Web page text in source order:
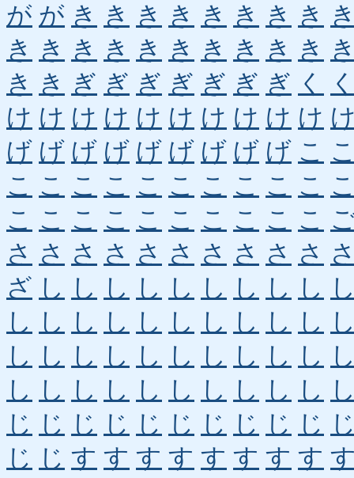
が が き き き き き き き き
き き き き き き き き き き
き き ぎ ぎ ぎ ぎ ぎ ぎ ぎ く
け け け け け け け け け け
げ げ げ げ げ げ げ げ げ こ
こ こ こ こ こ こ こ こ こ こ
こ こ こ こ こ こ こ こ こ こ
さ さ さ さ さ さ さ さ さ さ
ざ し し し し し し し し し
し し し し し し し し し し
し し し し し し し し し し
し し し し し し し し し し
じ じ じ じ じ じ じ じ じ じ
じ じ す す す す す す す す